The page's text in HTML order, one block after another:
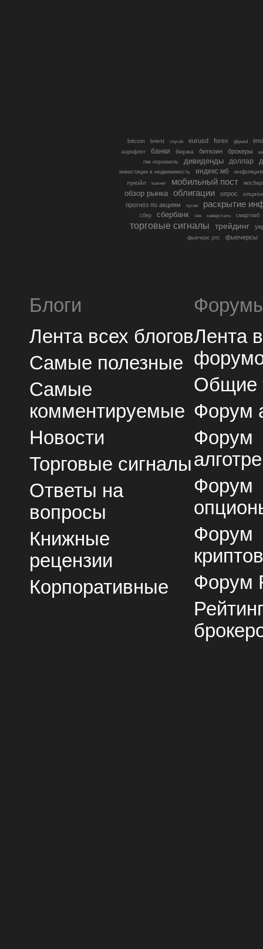
bitcoin brent cnyrub eurusd forex gbpusd
аэрофлот банки биржа биткоин брокеры
гмк норникель
дивиденды доллар
инвестиции в недвижимость индекс мб
инфляция
лукойл
магнит мобильный пост
обзор рынка облигации опрос
прогноз по акциям путин раскрытие
сбер сбербанк сво северсталь смартлаб
торговые сигналы трейдинг
фьючерс ртс фьючерсы
Блоги
Лента всех блогов
Самые полезные
Самые
комментируемые
Новости
Торговые сигналы
Ответы на
вопросы
Книжные
рецензии
Корпоративные
Лента
Общие
Форум
Форум
Форум
Форум
Форум